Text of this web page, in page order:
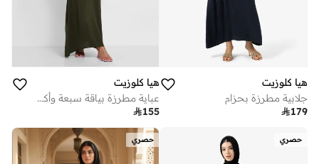
هيا كلوزيت
جلابية مطرزة بحزام
179
هيا كلوزيت
عباية مطرزة بياقة سبعة وأكمام مستقيمة
155
حصري حصري